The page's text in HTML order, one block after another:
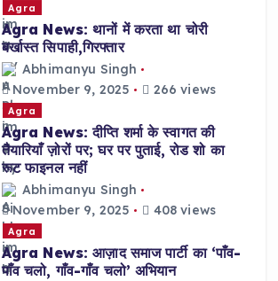
Agra
Agra News: थानों में करता था चोरी
बर्खास्त सिपाही,गिरफ्तार
Abhimanyu Singh
November 9, 2025
266 views
Agra
Agra News: दीप्ति शर्मा के स्वागत की
तैयारियाँ ज़ोरों पर; घर पर पुताई, रोड शो का
रूट फाइनल नहीं
Abhimanyu Singh
November 9, 2025
408 views
Agra
Agra News: आज़ाद समाज पार्टी का ‘पाँव-
पाँव चलो, गाँव-गाँव चलो’ अभियान